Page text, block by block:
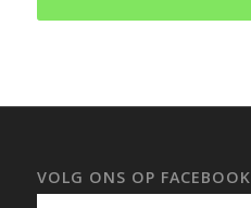
VOLG ONS OP FACEBOOK